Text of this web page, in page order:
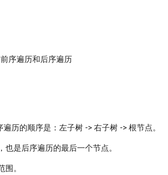
序遍历和后序遍历
历的顺序是：左子树 -> 右子树 -> 根节点。
是后序遍历的最后一个节点。
。